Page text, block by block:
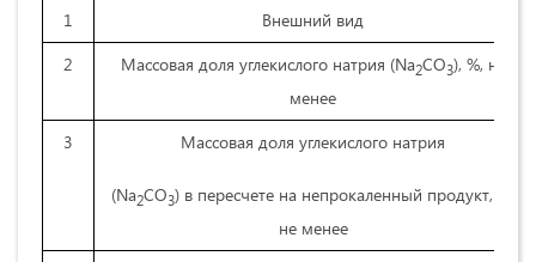
1
Внешний вид
2
Массовая доля углекислого натрия (Na2CO3), %, не
менее
3
Массовая доля углекислого натрия
(Na2CO3) в пересчете на непрокаленный продукт, %,
не менее